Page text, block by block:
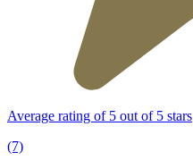
Average rating of 5 out of 5 stars
(7)